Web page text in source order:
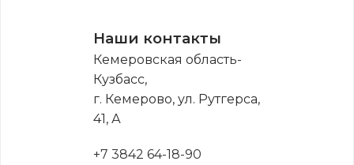
Наши контакты
Кемеровская область-
Кузбасс,
г. Кемерово, ул. Рутгерса,
41, А
+7 3842 64-18-90